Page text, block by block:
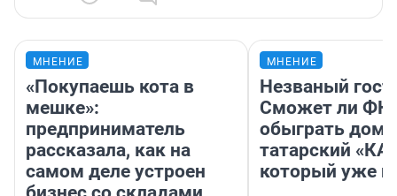
МНЕНИЕ
«Покупаешь кота в
мешке»:
предприниматель
рассказала, как на
самом деле устроен
МНЕНИЕ
Незваный
Сможет ли ФК
обыграть дома
татарский
который уже